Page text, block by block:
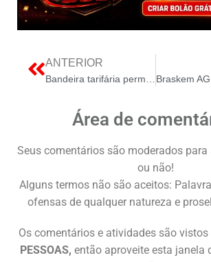
ANTERIOR
Área de
Seus comentários são moderados
ou não!
Alguns termos não são aceitos:
ofensas de qualquer natureza e
Os comentários e atividades são vistos
PESSOAS, então aproveite esta janela